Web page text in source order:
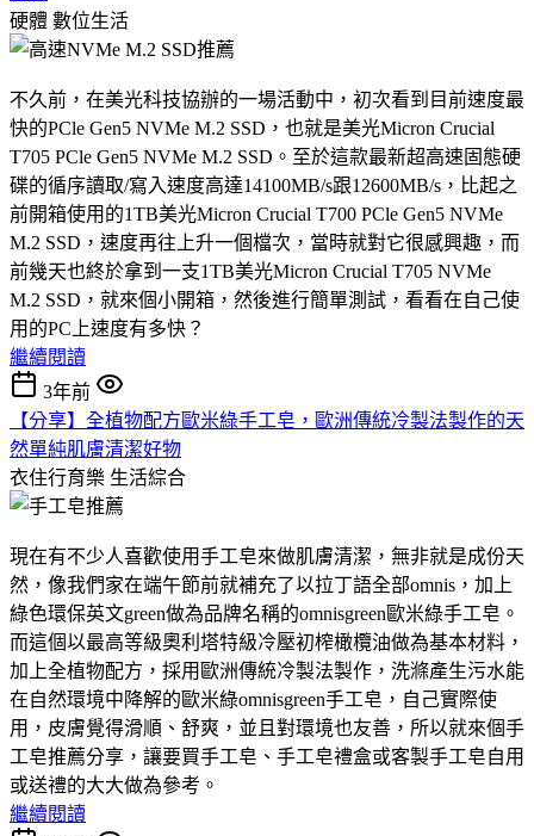
硬體 數位生活
不久前，在美光科技協辦的一場活動中，初次看到目前速度最
快的PCle Gen5 NVMe M.2 SSD，也就是美光Micron Crucial
T705 PCle Gen5 NVMe M.2 SSD。至於這款最新超高速固態硬
碟的循序讀取/寫入速度高達14100MB/s跟12600MB/s，比起之
前開箱使用的1TB美光Micron Crucial T700 PCle Gen5 NVMe
M.2 SSD，速度再往上升一個檔次，當時就對它很感興趣，而
前幾天也終於拿到一支1TB美光Micron Crucial T705 NVMe
M.2 SSD，就來個小開箱，然後進行簡單測試，看看在自己使
用的PC上速度有多快？
繼續閱讀
3年前
【分享】全植物配方歐米綠手工皂，歐洲傳統冷製法製作的天
然單純肌膚清潔好物
衣住行育樂 生活綜合
現在有不少人喜歡使用手工皂來做肌膚清潔，無非就是成份天
然，像我們家在端午節前就補充了以拉丁語全部omnis，加上
綠色環保英文green做為品牌名稱的omnisgreen歐米綠手工皂。
而這個以最高等級奧利塔特級冷壓初榨橄欖油做為基本材料，
加上全植物配方，採用歐洲傳統冷製法製作，洗滌產生污水能
在自然環境中降解的歐米綠omnisgreen手工皂，自己實際使
用，皮膚覺得滑順、舒爽，並且對環境也友善，所以就來個手
工皂推薦分享，讓要買手工皂、手工皂禮盒或客製手工皂自用
或送禮的大大做為參考。
繼續閱讀